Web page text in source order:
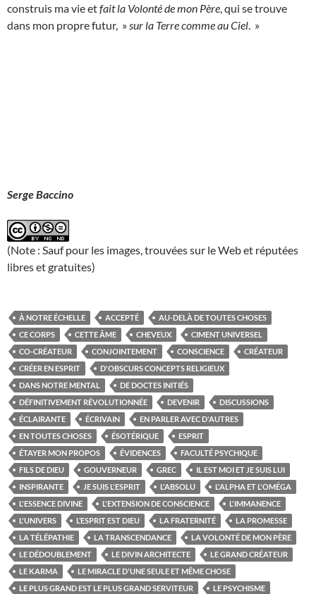
construis ma vie etfait la Volonté de mon Père , qui se trouve
dans mon propre futur, » sur la Terre comme au Ciel . »
Serge Baccino
(Note : Sauf pour les images, trouvées sur le Web et réputées
libres et gratuites)
À NOTRE ÉCHELLE ACCEPTÉ
AU-DELÀ DE TOUTES CHOSES
CE CORPS
CETTE ÂME CHEVEUX
CIMENT UNIVERSEL
CO-CRÉATEUR
CONJOINTEMENT CONSCIENCE
CRÉATEUR
CRÉER EN ESPRIT
D'OBSCURS CONCEPTS RELIGIEUX
DANS NOTRE MENTAL
DE DOCTES INITIÉS
DÉFINITIVEMENT RÉVOLUTIONNÉE
DEVENIR
DISCUSSIONS
ÉCLAIRANTE
ÉCRIVAIN
EN PARLER AVEC D'AUTRES
EN TOUTES CHOSES
ÉSOTÉRIQUE
ESPRIT
ÉTAYER MON PROPOS
ÉVIDENCES
FACULTÉ PSYCHIQUE
FILS DE DIEU
GOUVERNEUR GREC
IL EST MOI ET JE SUIS LUI
INSPIRANTE
JE SUIS L'ESPRIT L'ABSOLU
L'ALPHA ET L'OMÉGA
L'ESSENCE DIVINE
L'EXTENSION DE CONSCIENCE
L'IMMANENCE
L'UNIVERS
L’ESPRIT EST DIEU LA FRATERNITÉ
LA PROMESSE
LA TÉLÉPATHIE
LA TRANSCENDANCE
LA VOLONTÉ DE MON PÈRE
LE DÉDOUBLEMENT
LE DIVIN ARCHITECTE
LE GRAND CRÉATEUR
LE KARMA
LE MIRACLE D'UNE SEULE ET MÊME CHOSE
LE PLUS GRAND EST LE PLUS GRAND SERVITEUR
LE PSYCHISME